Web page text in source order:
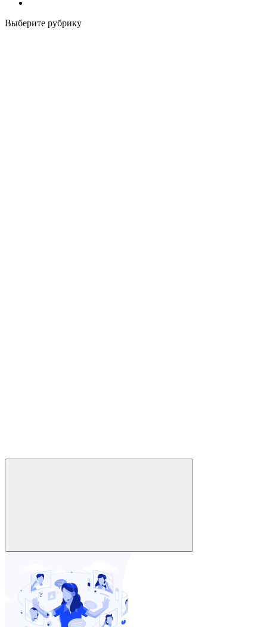
Выберите рубрику